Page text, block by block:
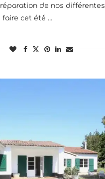
de nos différentes
faire cet été …